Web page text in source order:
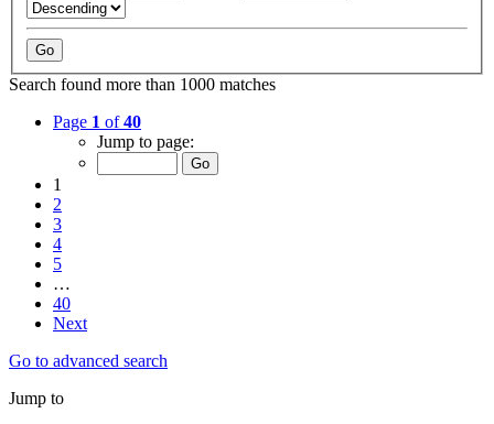
Search found more than 1000 matches
Page 1 of40
Jump to page:
1
2
3
4
5
…
40
Next
Go to advanced search
Jump to